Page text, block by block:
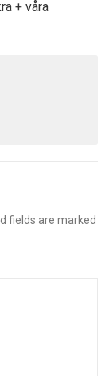
+ våra
fields are marked